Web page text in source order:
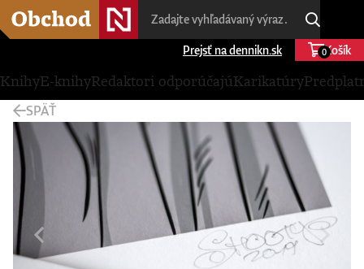
Prejsť na dennikn.sk Košík
0
KnihyE-knihyRedaktori odporúčajúKarikatúry
SPÄŤ